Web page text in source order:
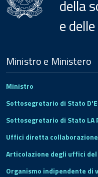
della
e
Footer
Ministro e Ministero
Ministro
Sottosegretario di Stato
Sottosegretario di Stato LA
Uffici diretta
Articolazione degli uffici
Organismo indipendente di